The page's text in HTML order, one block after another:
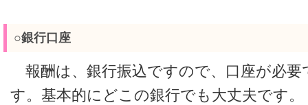
○銀行口座
報酬は、銀行振込ですので、口座が必要
す。基本的にどこの銀行でも大丈夫です。